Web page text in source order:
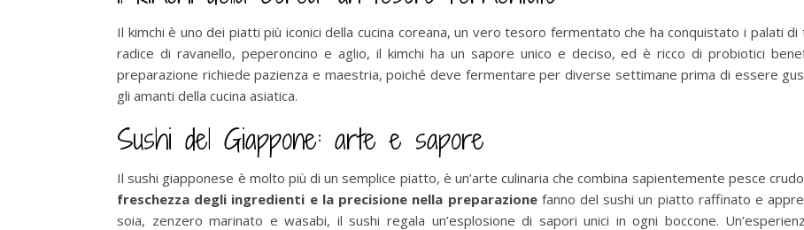
Il kimchi è uno dei piatti più iconici della cucina coreana, un vero tesoro fermentato che ha conquistato i palati
radice di ravanello, peperoncino e aglio, il kimchi ha un sapore unico e deciso, ed è ricco di probiotici
preparazione richiede pazienza e maestria, poiché deve fermentare per diverse settimane prima di essere
gli amanti della cucina asiatica.
Sushi del Giappone: arte e sapore
Il sushi giapponese è molto più di un semplice piatto, è un’arte culinaria che combina sapientemente pesce
freschezza degli ingredienti e la precisione nella preparazionefanno del sushi un piatto raffinato e
soia, zenzero marinato e wasabi, il sushi regala un’esplosione di sapori unici in ogni boccone.